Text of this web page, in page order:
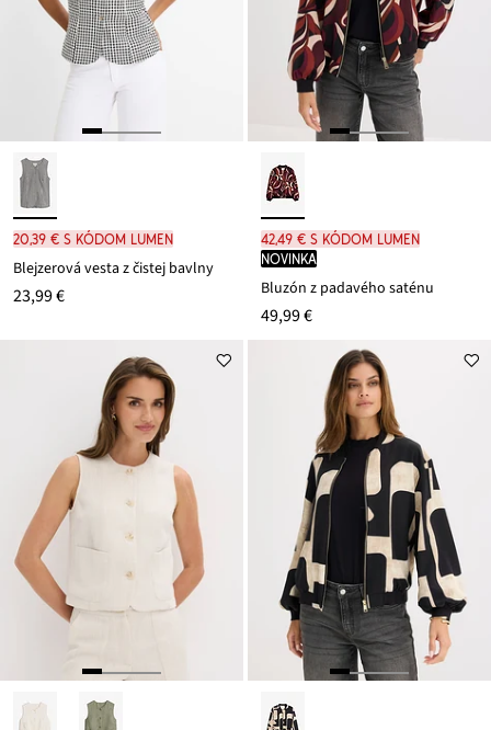
20,39 € s kódom LUMEN
Blejzerová vesta z čistej bavlny
23,99 €
42,49 € s kódom LUMEN
novinka
Bluzón z padavého saténu
49,99 €